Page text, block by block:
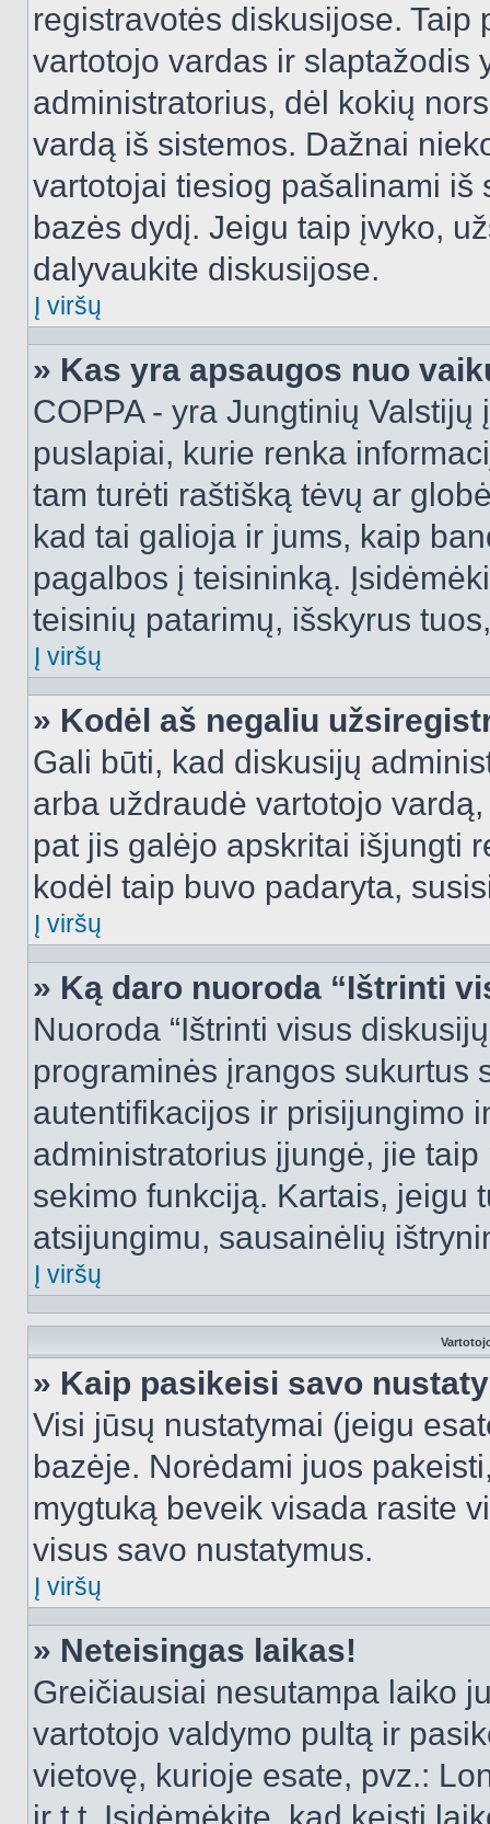
registravotės diskusijose.
vartotojo vardas ir slaptažodis
administratorius, dėl kokių
vardą iš sistemos. Dažnai
vartotojai tiesiog pašalinami iš
bazės dydį. Jeigu taip įvyko,
dalyvaukite diskusijose.
Į viršų
» Kas yra apsaugos nuo
COPPA - yra Jungtinių
puslapiai, kurie renka
tam turėti raštišką tėvų ar
kad tai galioja ir jums, kaip
pagalbos į teisininką.
teisinių patarimų, išskyrus
Į viršų
» Kodėl aš negaliu
Gali būti, kad diskusijų
arba uždraudė vartotojo
pat jis galėjo apskritai išjungti
kodėl taip buvo padaryta,
Į viršų
» Ką daro nuoroda “Ištrinti
Nuoroda “Ištrinti visus
programinės įrangos sukurtus
autentifikacijos ir prisijungimo
administratorius įjungė, jie
sekimo funkciją. Kartais, jeigu
atsijungimu, sausainėlių
Į viršų
» Kaip pasikeisi savo
Visi jūsų nustatymai (jeigu
bazėje. Norėdami juos
mygtuką beveik visada rasite
visus savo nustatymus.
Į viršų
» Neteisingas laikas!
Greičiausiai nesutampa laiko
vartotojo valdymo pultą ir
vietovę, kurioje esate, pvz.: